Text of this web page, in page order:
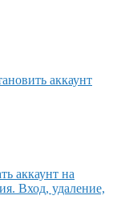
аккаунт
аккаунт на
Вход, удаление,